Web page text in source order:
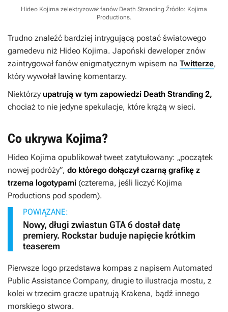
Hideo Kojima zelektryzował fanów Death Stranding Źródło: Kojima
Productions.
Trudno znaleźć bardziej intrygującą postać światowego
gamedevu niż Hideo Kojima. Japoński deweloper znów
zaintrygował fanów enigmatycznym wpisem na Twitterze,
który wywołał lawinę komentarzy.
Niektórzy upatrują w tym zapowiedzi Death Stranding 2,
chociaż to nie jedyne spekulacje, które krążą w sieci.
Co ukrywa Kojima?
Hideo Kojima opublikował tweet zatytułowany: „początek
nowej podróży”, do którego dołączył czarną grafikę z
trzema logotypami (czterema, jeśli liczyć Kojima
Productions pod spodem).
POWIĄZANE:
Nowy, długi zwiastun GTA 6 dostał datę
premiery. Rockstar buduje napięcie krótkim
teaserem
Pierwsze logo przedstawa kompas z napisem Automated
Public Assistance Company, drugie to ilustracja mostu, z
kolei w trzecim gracze upatrują Krakena, bądź innego
morskiego stwora.